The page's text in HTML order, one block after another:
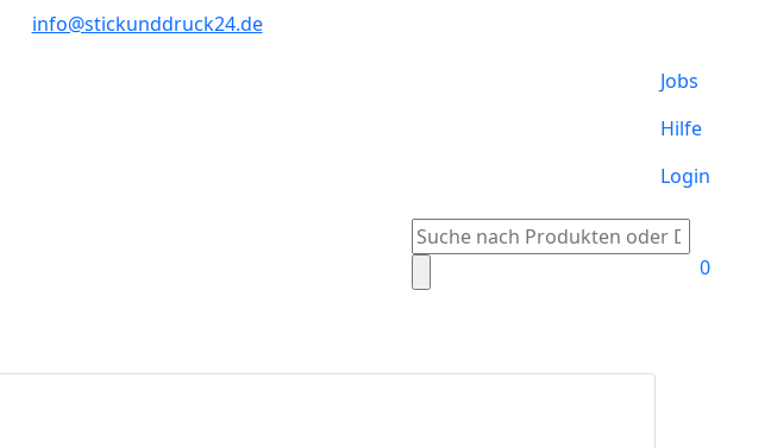
info@stickunddruck24.de
Jobs
Hilfe
Login
Suche
nach:
0